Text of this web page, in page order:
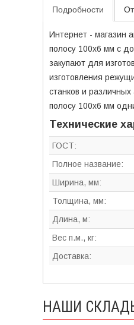
Подробности
Интернет - магазин
полосу 100x6 мм с
закупают для
изготовления
станков и
полосу 100х6 мм
Технические
ГОСТ:
Полное название:
Ширина, мм:
Толщина, мм:
Длина, м:
Вес п.м., кг:
Доставка:
НАШИ